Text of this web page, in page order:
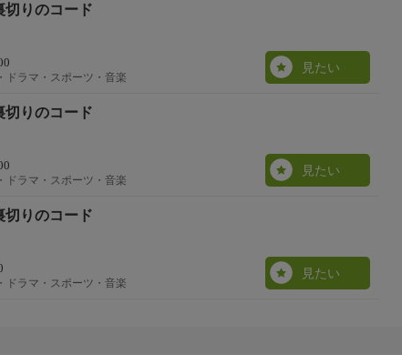
りのコード
ドラマ・スポーツ・音楽
見たい
りのコード
ドラマ・スポーツ・音楽
見たい
りのコード
ドラマ・スポーツ・音楽
見たい